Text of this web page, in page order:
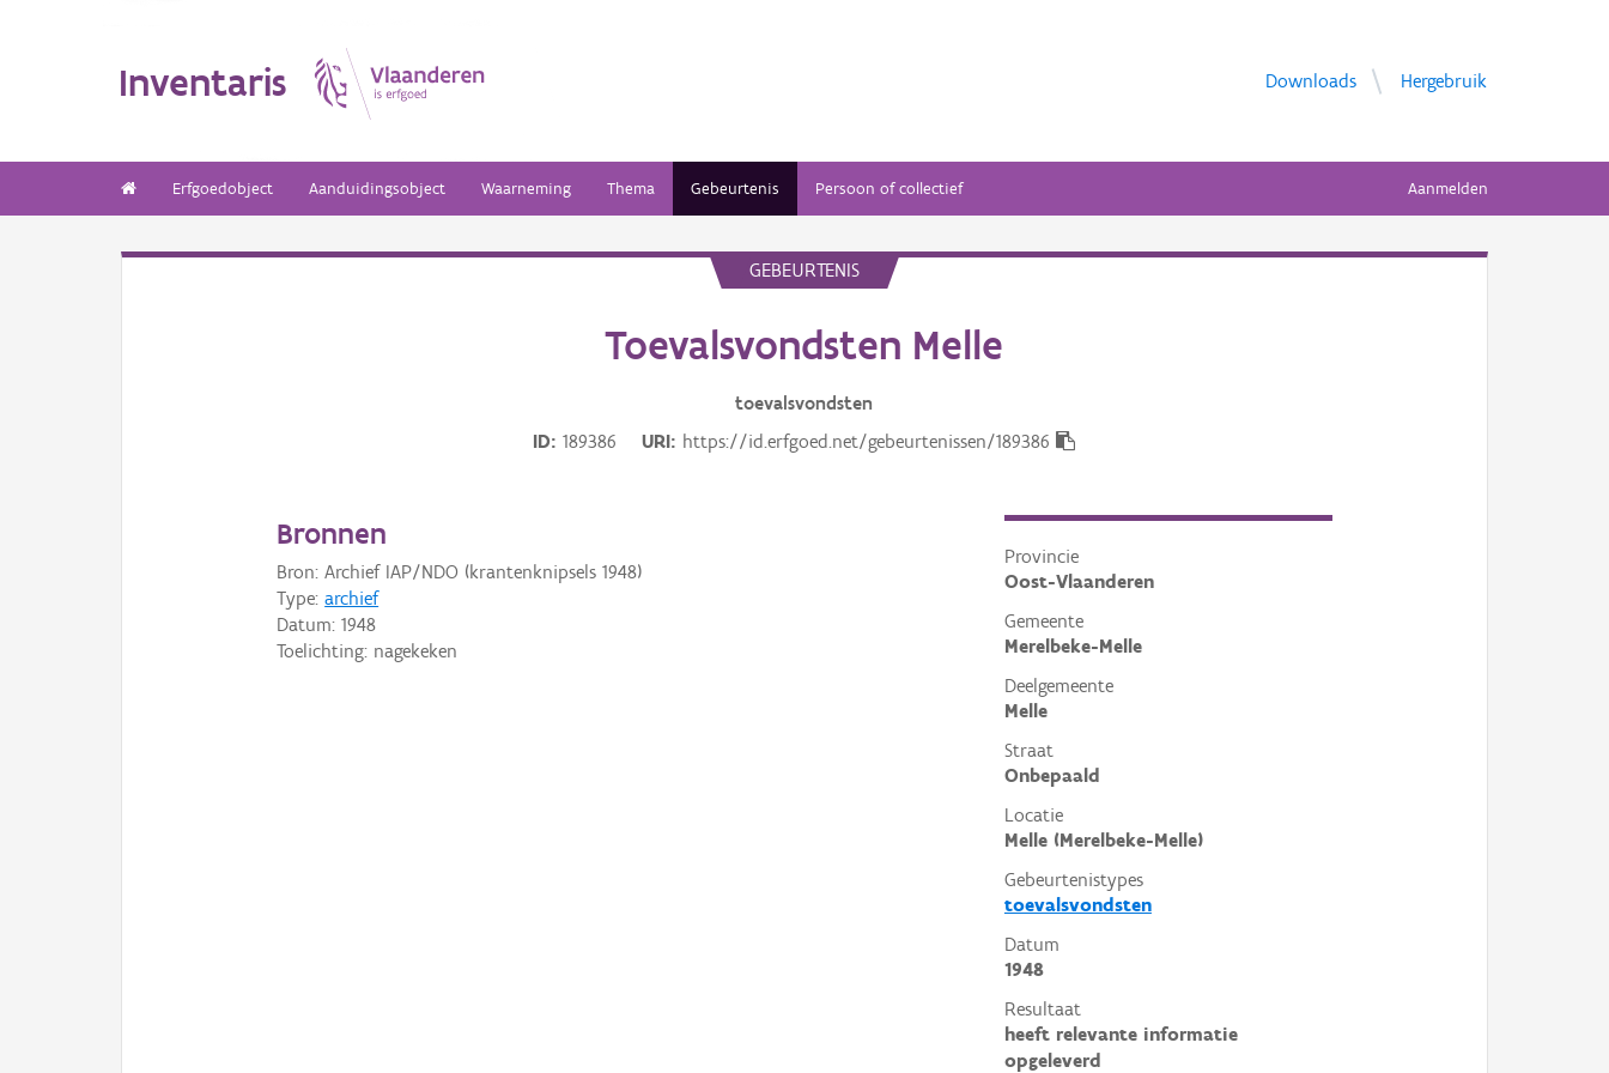
Inventaris Downloads Hergebruik
Erfgoedobject Aanduidingsobject Waarneming Thema Gebeurtenis Persoon of collectief Aanmelden
GEBEURTENIS
Toevalsvondsten Melle
toevalsvondsten
ID
189386 URI https://id.erfgoed.net/gebeurtenissen/189386
Provincie
Oost-Vlaanderen
Gemeente
Merelbeke-Melle
Deelgemeente
Melle
Straat
Onbepaald
Locatie
Melle (Merelbeke-Melle)
Gebeurtenistypes
toevalsvondsten
Datum
1948
Resultaat
heeft relevante informatie
opgeleverd
Bronnen
Bron: Archief IAP/NDO (krantenknipsels 1948)
Type:archief
Datum:1948
Toelichting: nagekeken